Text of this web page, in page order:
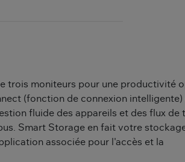
trois moniteurs pour une productivité
(fonction de connexion intelligente)
fluide des appareils et des flux de
Smart Storage en fait votre
associée pour l'accès et la